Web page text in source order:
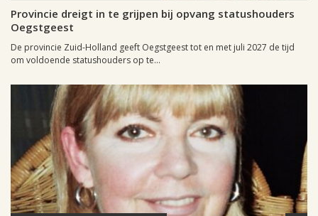
Provincie dreigt in te grijpen bij opvang statushouders
Oegstgeest
De provincie Zuid-Holland geeft Oegstgeest tot en met juli 2027 de tijd
om voldoende statushouders op te...